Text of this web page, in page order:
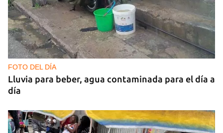
FOTO DEL DÍA
Lluvia para beber, agua contaminada para el día a
día